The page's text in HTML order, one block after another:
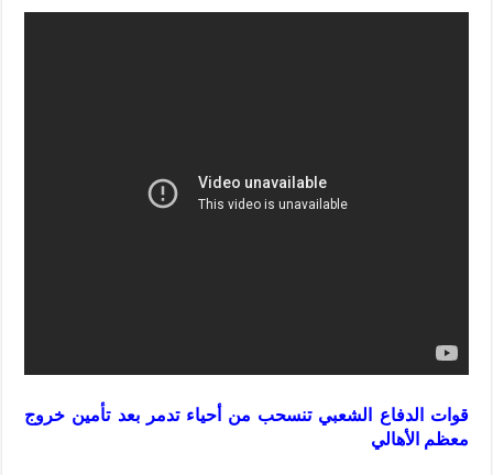
قوات الدفاع الشعبي تنسحب من أحياء تدمر بعد تأمين خروج
معظم الأهالي